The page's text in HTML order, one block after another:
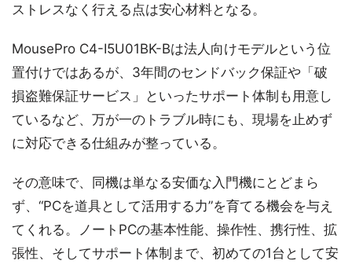
ストレスなく行える点は安心材料となる。
MousePro C4-I5U01BK-Bは法人向けモデルという位
置付けではあるが、3年間のセンドバック保証や「破
損盗難保証サービス」といったサポート体制も用意し
ているなど、万が一のトラブル時にも、現場を止めず
に対応できる仕組みが整っている。
その意味で、同機は単なる安価な入門機にとどまら
ず、“PCを道具として活用する力”を育てる機会を与え
てくれる。ノートPCの基本性能、操作性、携行性、拡
張性、そしてサポート体制まで、初めての1台として安